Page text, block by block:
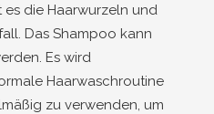
die Haarwurzeln und
Das Shampoo kann
Es wird
Haarwaschroutine
zu verwenden, um